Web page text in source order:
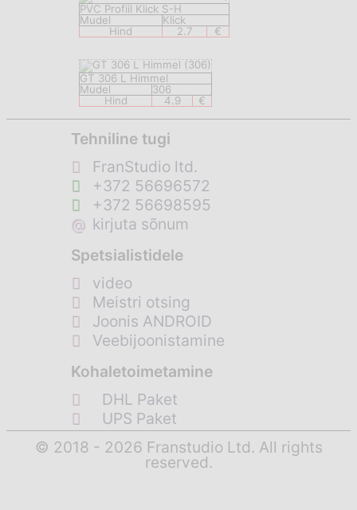
PVC Profiil Klick S-H
Mudel
Klick
Hind
2.7 €
GT 306 L Himmel
Mudel
306
Hind
4.9 €
Tehniline tugi
FranStudio ltd.
+372 56696572
+372 56698595
@ kirjuta sõnum
Spetsialistidele
video
Meistri otsing
Joonis ANDROID
Veebijoonistamine
Kohaletoimetamine
DHL Paket
UPS Paket
© 2018 - 2026 Franstudio Ltd. All rights
reserved.